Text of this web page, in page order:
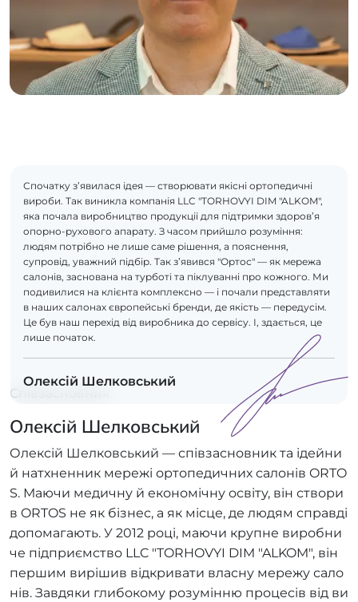
Спочатку з’явилася ідея — створювати якісні ортопедичні
вироби. Так виникла компанія LLC "TORHOVYI DIM "ALKOM",
яка почала виробництво продукції для підтримки здоров’я
опорно-рухового апарату. З часом прийшло розуміння:
людям потрібно не лише саме рішення, а пояснення,
супровід, уважний підбір. Так з’явився "Ортос" — як мережа
салонів, заснована на турботі та піклуванні про кожного. Ми
подивилися на клієнта комплексно — і почали представляти
в наших салонах європейські бренди, де якість — передусім.
Це був наш перехід від виробника до сервісу. І, здається, це
лише початок.
Олексій Шелковський
Співзасновник
Олексій Шелковський
Олексій Шелковський — співзасновник та ідейни
й натхненник мережі ортопедичних салонів ORTO
S. Маючи медичну й економічну освіту, він створи
в ORTOS не як бізнес, а як місце, де людям справді
допомагають. У 2012 році, маючи крупне виробни
че підприємство LLC "TORHOVYI DIM "ALKOM", він
першим вирішив відкривати власну мережу сало
нів. Завдяки глибокому розумінню процесів від ви